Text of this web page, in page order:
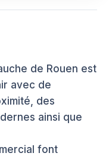
de Rouen est
avec de
des
ainsi que
font